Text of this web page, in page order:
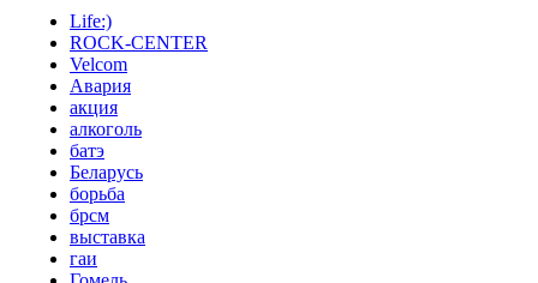
Life:)
ROCK-CENTER
Velcom
Авария
акция
алкоголь
батэ
Беларусь
борьба
брсм
выставка
гаи